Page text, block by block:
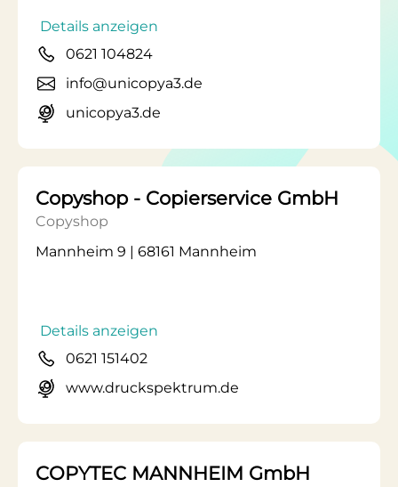
Details anzeigen
0621 104824
info@unicopya3.de
unicopya3.de
Copyshop - Copierservice GmbH
Copyshop
Mannheim 9 | 68161 Mannheim
Details anzeigen
0621 151402
www.druckspektrum.de
COPYTEC MANNHEIM GmbH